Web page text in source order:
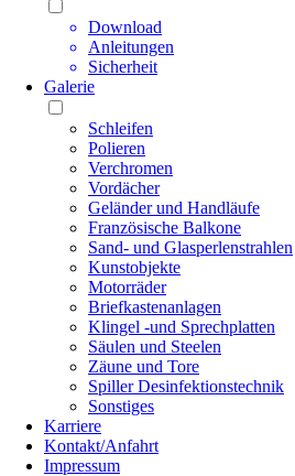
Download
Anleitungen
Sicherheit
Galerie
Schleifen
Polieren
Verchromen
Vordächer
Geländer und Handläufe
Französische Balkone
Sand- und Glasperlenstrahlen
Kunstobjekte
Motorräder
Briefkastenanlagen
Klingel -und Sprechplatten
Säulen und Steelen
Zäune und Tore
Spiller Desinfektionstechnik
Sonstiges
Karriere
Kontakt/Anfahrt
Impressum